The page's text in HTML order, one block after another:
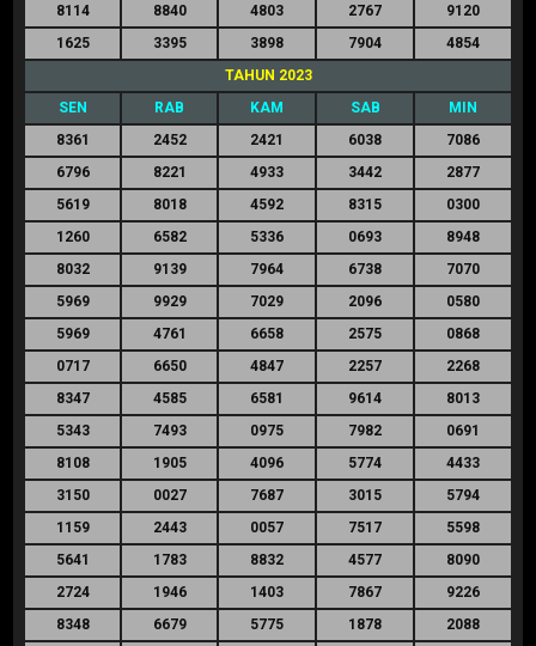
8114
8840 4803 2767
9120
1625
3395 3898 7904
4854
TAHUN 2023
SEN
RAB KAM SAB
MIN
8361
2452 2421 6038
7086
6796
8221 4933 3442
2877
5619
8018 4592 8315
0300
1260
6582 5336 0693
8948
8032
9139 7964 6738
7070
5969
9929 7029 2096
0580
5969
4761 6658 2575
0868
0717
6650 4847 2257
2268
8347
4585 6581 9614
8013
5343
7493 0975 7982
0691
8108
1905 4096 5774
4433
3150
0027 7687 3015
5794
1159
2443 0057 7517
5598
5641
1783 8832 4577
8090
2724
1946 1403 7867
9226
8348
6679 5775 1878
2088